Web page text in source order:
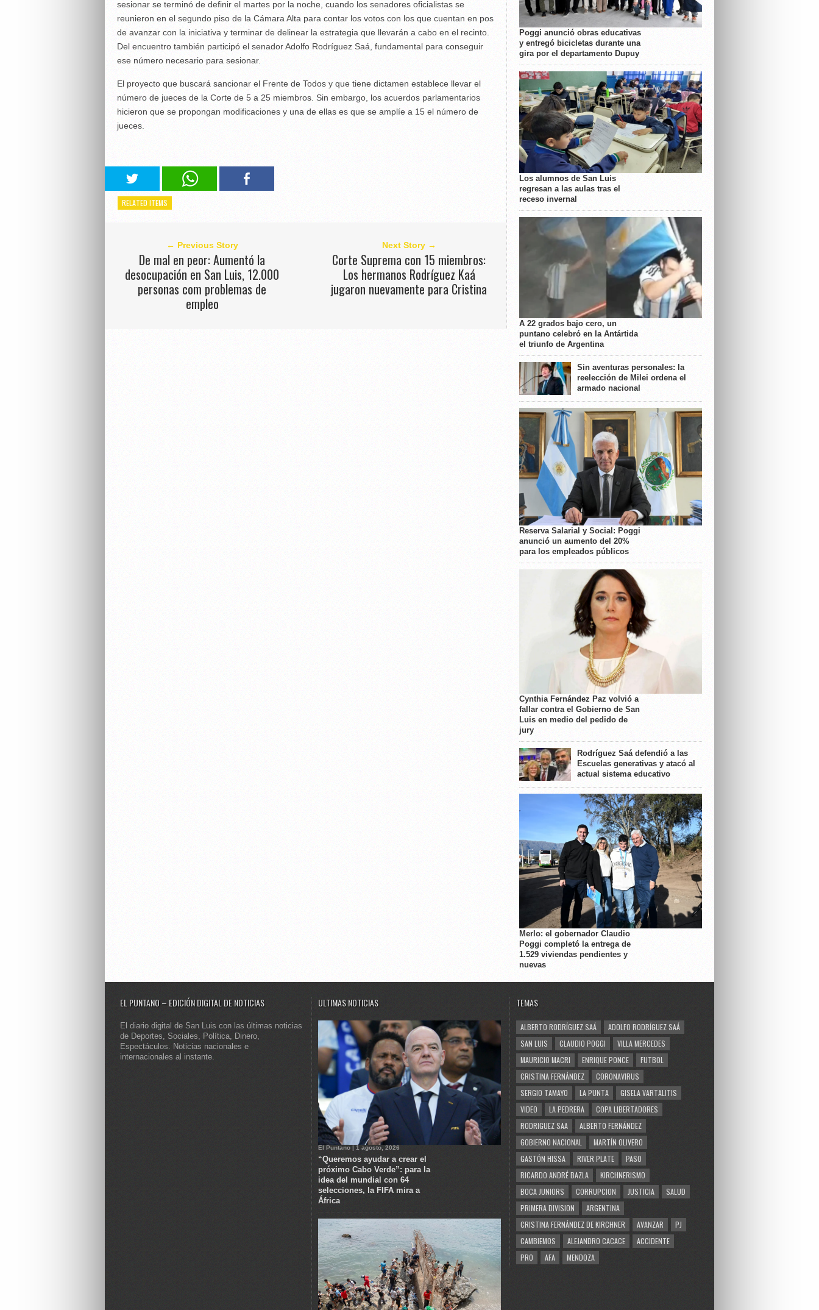
sesionar se terminó de definir el martes por la noche, cuando los senadores oficialistas se
reunieron en el segundo piso de la Cámara Alta para contar los votos con los que cuentan en pos
de avanzar con la iniciativa y terminar de delinear la estrategia que llevarán a cabo en el recinto.
Del encuentro también participó el senador Adolfo Rodríguez Saá, fundamental para conseguir
ese número necesario para sesionar.
El proyecto que buscará sancionar el Frente de Todos y que tiene dictamen establece llevar el
número de jueces de la Corte de 5 a 25 miembros. Sin embargo, los acuerdos parlamentarios
hicieron que se propongan modificaciones y una de ellas es que se amplíe a 15 el número de
jueces.
RELATED ITEMS
← Previous Story
De mal en peor: Aumentó la
desocupación en San Luis, 12.000
personas com problemas de
empleo
Next Story →
Corte Suprema con 15 miembros:
Los hermanos Rodríguez Kaá
jugaron nuevamente para Cristina
Poggi anunció obras educativas
y entregó bicicletas durante una
gira por el departamento Dupuy
Los alumnos de San Luis
regresan a las aulas tras el
receso invernal
A 22 grados bajo cero, un
puntano celebró en la Antártida
el triunfo de Argentina
Sin aventuras personales: la
reelección de Milei ordena el
armado nacional
Reserva Salarial y Social: Poggi
anunció un aumento del 20%
para los empleados públicos
Cynthia Fernández Paz volvió a
fallar contra el Gobierno de San
Luis en medio del pedido de
jury
Rodríguez Saá defendió a las
Escuelas generativas y atacó al
actual sistema educativo
Merlo: el gobernador Claudio
Poggi completó la entrega de
1.529 viviendas pendientes y
nuevas
EL PUNTANO – EDICIÓN DIGITAL DE NOTICIAS
El diario digital de San Luis con las últimas noticias
de Deportes, Sociales, Política, Dinero,
Espectáculos. Noticias nacionales e
internacionales al instante.
ULTIMAS NOTICIAS
El Puntano | 1 agosto, 2026
“Queremos ayudar a crear el
próximo Cabo Verde”: para la
idea del mundial con 64
selecciones, la FIFA mira a
África
TEMAS
ALBERTO RODRÍGUEZ SAÁ
ADOLFO RODRÍGUEZ SAÁ
SAN LUIS
CLAUDIO POGGI
VILLA MERCEDES
MAURICIO MACRI
ENRIQUE PONCE
FUTBOL
CRISTINA FERNÁNDEZ
CORONAVIRUS
SERGIO TAMAYO
LA PUNTA
GISELA VARTALITIS
VIDEO
LA PEDRERA
COPA LIBERTADORES
RODRIGUEZ SAA
ALBERTO FERNÁNDEZ
GOBIERNO NACIONAL
MARTÍN OLIVERO
GASTÓN HISSA
RIVER PLATE
PASO
RICARDO ANDRÉ BAZLA
KIRCHNERISMO
BOCA JUNIORS
CORRUPCION JUSTICIA
SALUD
PRIMERA DIVISION
ARGENTINA
CRISTINA FERNÁNDEZ DE KIRCHNER
AVANZAR
PJ
CAMBIEMOS
ALEJANDRO CACACE
ACCIDENTE
PRO
AFA MENDOZA